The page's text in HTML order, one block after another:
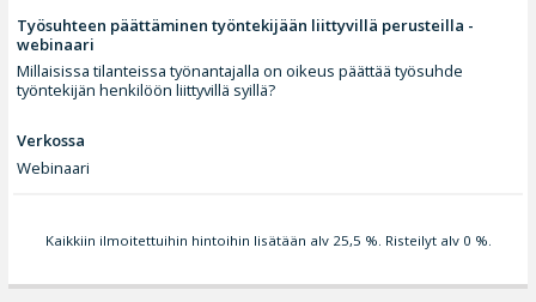
Työsuhteen päättäminen työntekijään liittyvillä perusteilla -
webinaari
Millaisissa tilanteissa työnantajalla on oikeus päättää työsuhde
työntekijän henkilöön liittyvillä syillä?
Verkossa
Webinaari
Kaikkiin ilmoitettuihin hintoihin lisätään alv 25,5 %. Risteilyt alv 0 %.